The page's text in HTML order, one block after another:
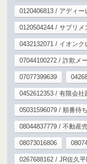
0120406813 / アディー
0120504244 / サプリメ
0432132071 / イオン
07044100272 / 詐欺メ
07077399639
0452612353 / 有限会社
05031596079 / 順番待
08044837779 / 不動産
08073016806
0267688162 / JR佐久平